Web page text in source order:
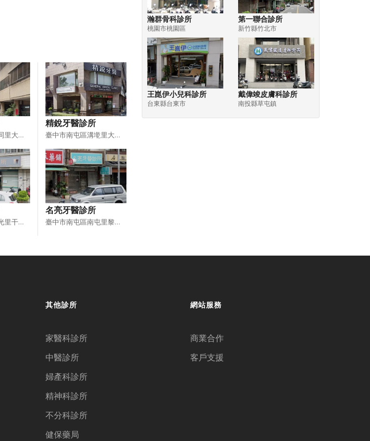
臺中市南屯區大同里大墩七街１２４號１Ｆ
精銳牙醫診所
臺中市南屯區溝墘里大墩路４６１號１．２樓
臺中市南屯區黎光里干城街２７５號１樓
名亮牙醫診所
臺中市南屯區南屯里黎明路一段１０７５號
瀚群骨科診所
桃園市桃園區
第一聯合診所
新竹縣竹北市
王崑伊小兒科診所
台東縣台東市
戴偉竣皮膚科診所
南投縣草屯鎮
其他診所
家醫科診所
中醫診所
婦產科診所
精神科診所
不分科診所
健保藥局
網站服務
商業合作
客戶支援